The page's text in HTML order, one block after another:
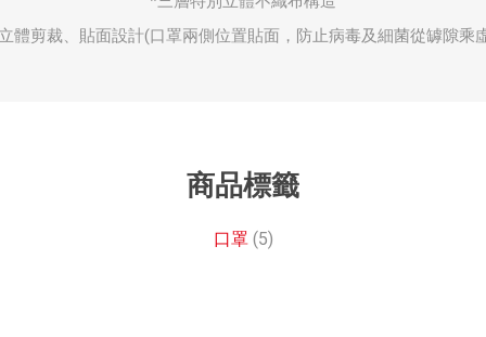
體剪裁、貼面設計(口罩兩側位置貼面，防止病毒及細菌從罅隙乘
商品標籤
口罩 (5)